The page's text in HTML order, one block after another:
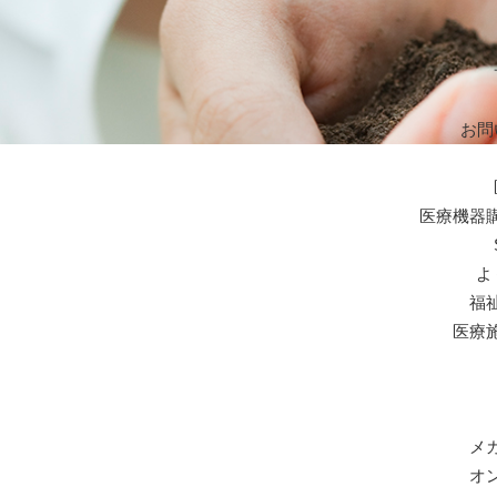
お
医療機器
福
医療
メ
オ